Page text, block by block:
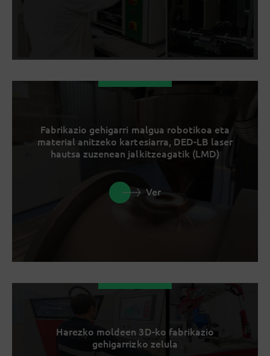
Fabrikazio gehigarri malgua robotikoa eta
material anitzeko kartesiarra, DED-LB laser
hautsa zuzenean jalkitzeagatik (LMD)
Ver
Harezko moldeen 3D-ko fabrikazio
gehigarrizko zelula